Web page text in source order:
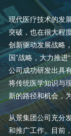
现代医疗技术的发
突破，也在很大程
创新驱动发展战略
国”战略，大力推进
公司成功研发出具
将传统医学知识与
新的路径和机会，
从景集团公司充分
和推广工作。目前